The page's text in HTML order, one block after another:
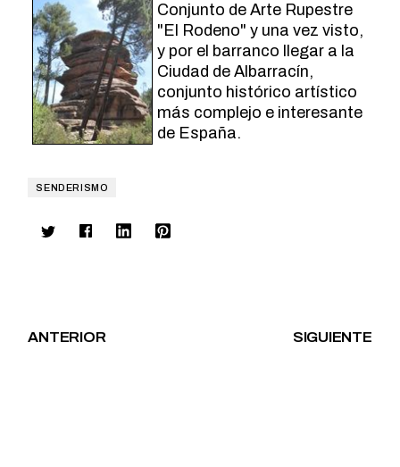
Conjunto de Arte Rupestre
"El Rodeno" y una vez visto,
y por el barranco llegar a la
Ciudad de Albarracín,
conjunto histórico artístico
más complejo e interesante
de España.
SENDERISMO
ANTERIOR SIGUIENTE